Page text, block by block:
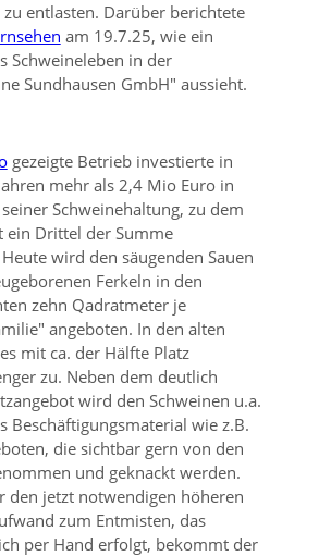
entlasten. Darüber berichtete
am 19.7.25, wie ein
Schweineleben in der
Sundhausen GmbH aussieht.
gezeigte Betrieb investierte in
mehr als 2,4 Mio Euro in
Schweinehaltung, zu dem
ein Drittel der Summe
wird den säugenden Sauen
Ferkeln in den
zehn Qadratmeter je
angeboten. In den alten
mit ca. der Hälfte Platz
zu. Neben dem deutlich
wird den Schweinen u.a.
Beschäftigungsmaterial wie z.B.
die sichtbar gern von den
und geknackt werden.
den jetzt notwendigen höheren
zum Entmisten, das
per Hand erfolgt, bekommt der